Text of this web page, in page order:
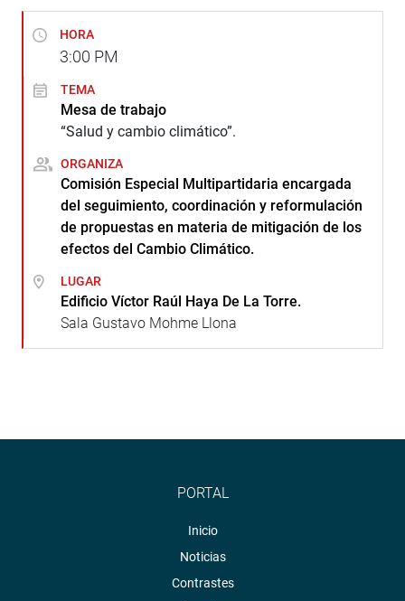
HORA
3:00 PM
TEMA
Mesa de trabajo
“Salud y cambio climático”.
ORGANIZA
Comisión Especial Multipartidaria encargada
del seguimiento, coordinación y reformulación
de propuestas en materia de mitigación de los
efectos del Cambio Climático.
LUGAR
Edificio Víctor Raúl Haya De La Torre.
Sala Gustavo Mohme Llona
PORTAL
Inicio
Noticias
Contrastes